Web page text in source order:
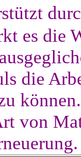
es die
die
von